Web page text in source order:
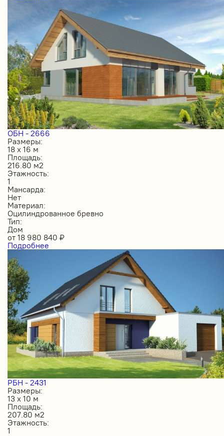
ОБН - 2666
Размеры:
18 х 16 м
Площадь:
216.80 м2
Этажность:
1
Мансарда:
Нет
Материал:
Оцилиндрованное бревно
Тип:
Дом
от 18 980 840 ₽
Подробнее
РБН - 2431
Размеры:
13 х 10 м
Площадь:
207.80 м2
Этажность:
1